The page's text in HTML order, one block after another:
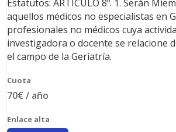
Estatutos: ARTÍCULO 8º. 1. Serán
aquellos médicos no especialistas en
profesionales no médicos cuya
investigadora o docente se relacione
el campo de la Geriatría.
70€ / año